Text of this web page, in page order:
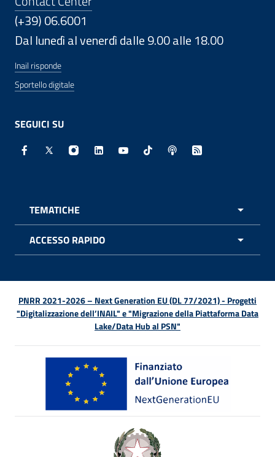
(+39) 06.6001
Dal lunedì al venerdì dalle 9.00 alle 18.00
Inail risponde
Sportello digitale
SEGUICI SU
Facebook - Sito esterno - Apertura in nuova finestra
X - Sito esterno - Apertura in nuova finestra
Instagram - Sito esterno - Apertura in
Linkedin - Sito esterno - Apertura in
Youtube - Sito esterno -
TikTok - Sito esterno -
Spreaker - Sito
Feed RSS -
TEMATICHE
ACCESSO RAPIDO
PNRR 2021-2026 – Next Generation EU (DL 77/2021) - Progetti
"Digitalizzazione dell’INAIL" e "Migrazione della Piattaforma Data
Lake/Data Hub al PSN"